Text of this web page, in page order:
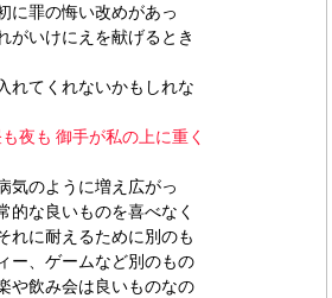
に罪の悔い改めがあっ
がいけにえを献げるとき
れてくれないかもしれな
夜も 御手が私の上に重く
気のように増え広がっ
な良いものを喜べなく
れに耐えるために別のも
ー、ゲームなど別のもの
や飲み会は良いものなの